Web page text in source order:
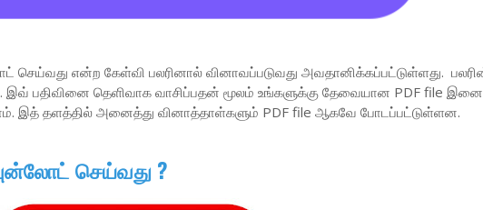
செய்வது என்ற கேள்வி பலரினால் வினாவப்படுவது அவதானிக்கப்பட்டுள்ளது.
இவ் பதிவினை தெளிவாக வாசிப்பதன் மூலம் உங்களுக்கு தேவையான PDF file
இத் தளத்தில் அனைத்து வினாத்தாள்களும் PDF file ஆகவே போடப்பட்டுள்ளன.
செய்வது ?